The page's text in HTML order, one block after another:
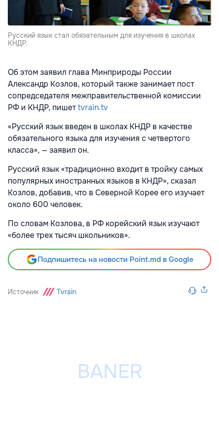
Русский язык стал обязательным для изучения в школах
КНДР.
Об этом заявил глава Минприроды России
Александр Козлов, который также занимает пост
сопредседателя межправительственной комиссии
РФ и КНДР, пишетtvrain.tv
«Русский язык введен в школах КНДР в качестве
обязательного языка для изучения с четвертого
класса», — заявил он.
Русский язык «традиционно входит в тройку самых
популярных иностранных языков в КНДР», сказал
Козлов, добавив, что в Северной Корее его изучает
около 600 человек.
По словам Козлова, в РФ корейский язык изучают
«более трех тысяч школьников».
Подпишитесь на новости Point.md в Google
Источник Tvrain